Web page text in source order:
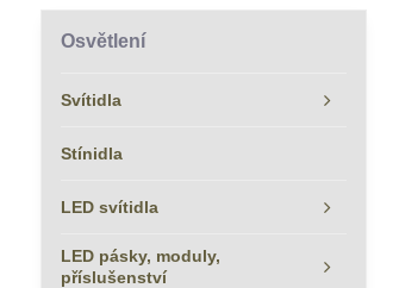
Osvětlení
Svítidla
Stínidla
LED svítidla
LED pásky, moduly,
příslušenství